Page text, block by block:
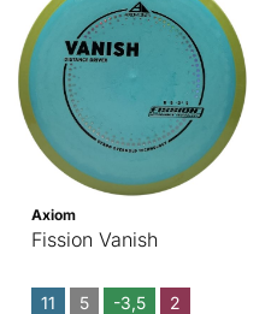
Axiom
Fission Vanish
11 5 -3,5 2